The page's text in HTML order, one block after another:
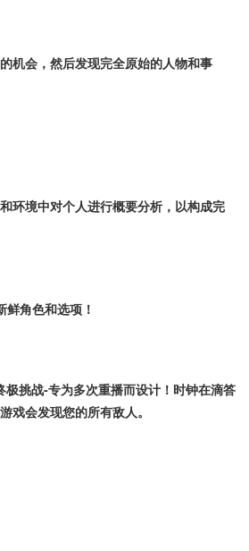
机会，然后发现完全原始的人物和事
环境中对个人进行概要分析，以构成完
角色和选项！
挑战-专为多次重播而设计！时钟在滴答
戏会发现您的所有敌人。